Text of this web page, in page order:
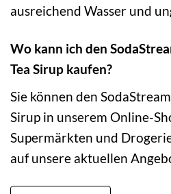
ausreichend Wasser und
Wo kann ich den
Tea Sirup kaufen?
Sie können den
Sirup in unserem Online-
Supermärkten und
auf unsere aktuellen